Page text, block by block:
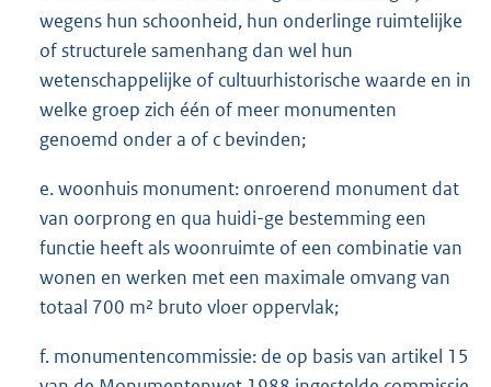
wegens hun schoonheid, hun onderlinge ruimtelijke
of structurele samenhang dan wel hun
wetenschappelijke of cultuurhistorische waarde en in
welke groep zich één of meer monumenten
genoemd onder a of c bevinden;
e. woonhuis monument: onroerend monument dat
van oorprong en qua huidi-ge bestemming een
functie heeft als woonruimte of een combinatie van
wonen en werken met een maximale omvang van
totaal 700 m² bruto vloer oppervlak;
f. monumentencommissie: de op basis van artikel 15